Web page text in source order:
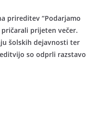
prireditev “Podarjamo
prijeten večer.
šolskih dejavnosti ter
so odprli razstavo